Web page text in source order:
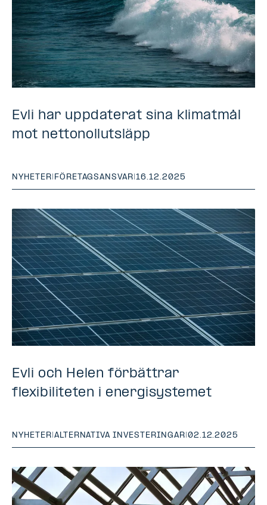
Evli har uppdaterat sina klimatmål
mot nettonollutsläpp
NYHETER| FÖRETAGSANSVAR|16.12.2025
Evli och Helen förbättrar
flexibiliteten i energisystemet
NYHETER ALTERNATIVA INVESTERINGAR 02.12.2025